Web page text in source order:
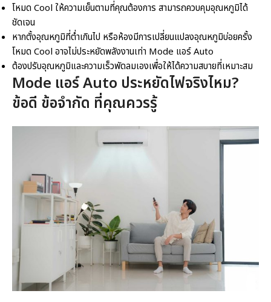
โหมด Cool ให้ความเย็นตามที่คุณต้องการ สามารถควบคุมอุณหภูมิได้
ชัดเจน
หากตั้งอุณหภูมิที่ต่ำเกินไป หรือห้องมีการเปลี่ยนแปลงอุณหภูมิบ่อยครั้ง
โหมด Cool อาจไม่ประหยัดพลังงานเท่า Mode แอร์ Auto
ต้องปรับอุณหภูมิและความเร็วพัดลมเองเพื่อให้ได้ความสบายที่เหมาะสม
Mode แอร์Auto ประหยัดไฟจริงไหม?
ข้อดี ข้อจำกัด ที่คุณควรรู้